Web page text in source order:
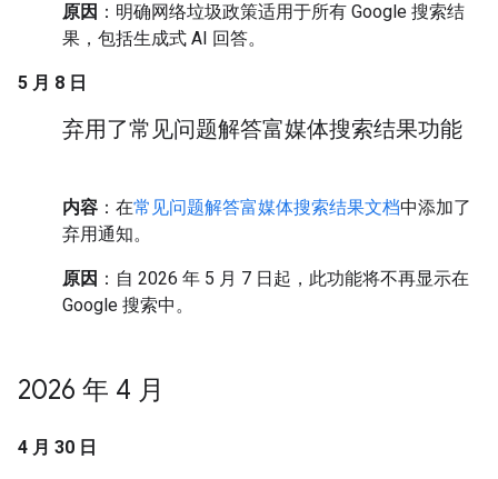
原因 ：明确网络垃圾政策适用于所有 Google 搜索结
果，包括生成式 AI 回答。
5 月 8 日
弃用了常见问题解答富媒体搜索结果功能
内容 ：在常见问题解答富媒体搜索结果文档中添加了
弃用通知。
原因 ：自 2026 年 5 月 7 日起，此功能将不再显示在
Google 搜索中。
2026 年 4 月
4 月 30 日